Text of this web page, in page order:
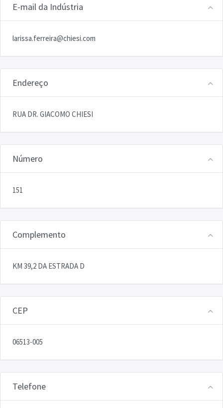
E-mail da Indústria
larissa.ferreira@chiesi.com
Endereço
RUA DR. GIACOMO CHIESI
Número
151
Complemento
KM 39,2 DA ESTRADA D
CEP
06513-005
Telefone